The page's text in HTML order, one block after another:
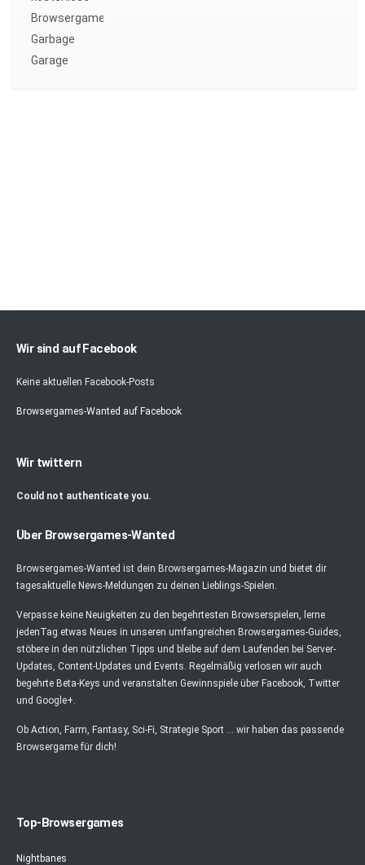
Wir sind auf Facebook
Keine aktuellen Facebook-Posts
Browsergames-Wanted auf Facebook
Wir twittern
Could not authenticate you.
Über Browsergames-Wanted
Browsergames-Wanted ist dein Browsergames-Magazin und bietet dir
tagesaktuelle News-Meldungen zu deinen Lieblings-Spielen.
Verpasse keine Neuigkeiten zu den begehrtesten Browserspielen, lerne
jedenTag etwas Neues in unseren umfangreichen Browsergames-Guides,
stöbere in den nützlichen Tipps und bleibe auf dem Laufenden bei Server-
Updates, Content-Updates und Events. Regelmäßig verlosen wir auch
begehrte Beta-Keys und veranstalten Gewinnspiele über Facebook, Twitter
und Google+.
Ob Action, Farm, Fantasy, Sci-Fi, Strategie Sport ... wir haben das passende
Browsergame für dich!
Top-Browsergames
Nightbanes